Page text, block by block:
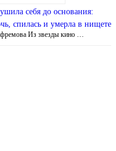
себя до основания:
спилась и умерла в нищете
Из звезды кино …